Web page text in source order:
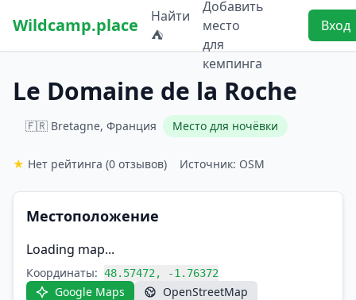
Wildcamp.place
Найти
⛺
Добавить
место
для
кемпинга
Вход
Le Domaine de la Roche
🇫🇷 Bretagne, Франция Место для ночёвки
★ Нет рейтинга (0 отзывов) Источник: OSM
Местоположение
Loading map...
Координаты: 48.57472, -1.76372
Google Maps
OpenStreetMap